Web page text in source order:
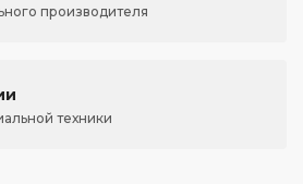
производителя
техники